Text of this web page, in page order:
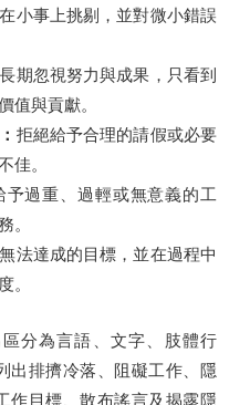
在小事上挑剔，並對微小錯誤
長期忽視努力與成果，只看到
值與貢獻。
拒絕給予合理的請假或必要
佳。
予過重、過輕或無意義的工
。
法達成的目標，並在過程中
。
分為言語、文字、肢體行
出排擠冷落、阻礙工作、隱
作目標、散布謠言及揭露隱